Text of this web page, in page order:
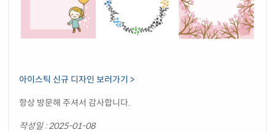
아이스틱 신규 디자인 보러가기 >
항상 방문해 주셔서 감사합니다.
작성일 : 2025-01-08